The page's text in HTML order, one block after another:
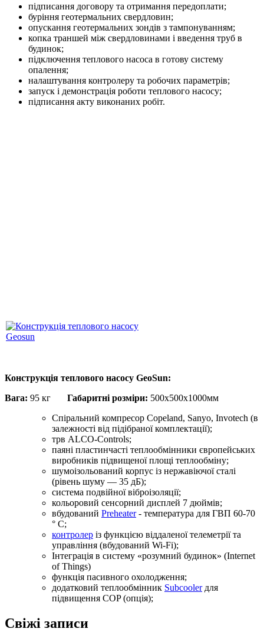
підписання договору та отримання передоплати;
буріння геотермальних свердловин;
опускання геотермальних зондів з тампонуванням;
копка траншей між свердловинами і введення труб в
будинок;
підключення теплового насоса в готову систему
опалення;
налаштування контролеру та робочих параметрів;
запуск і демонстрація роботи теплового насосу;
підписання акту виконаних робіт.
Конструкція теплового насосу GeoSun:
Вага: 95 кг Габаритні розміри: 500х500х1000мм
Спіральний компресор Copeland, Sanyo, Invotech (в
залежності від підібраної комплектації);
трв ALCO-Controls;
паяні пластинчасті теплообмінники європейських
виробників підвищеної площі теплообміну;
шумоізольований корпус із нержавіючої сталі
(рівень шуму — 35 дБ);
система подвійної віброізоляції;
кольоровий сенсорний дисплей 7 дюймів;
вбудований Preheater- температура для ГВП 60-70
° С;
контролер із функцією віддаленої телеметрії та
управління (вбудований Wi-Fi);
Інтеграція в систему «розумний будинок» (Internet
of Things)
функція пасивного охолодження;
додатковий теплообмінник Subcoolerдля
підвищення COP (опція);
Свіжі записи